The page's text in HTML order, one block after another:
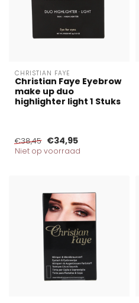
CHRISTIAN FAYE
Christian Faye Eyebrow
make up duo
highlighter light 1 Stuks
€38,45 €34,95
Niet op voorraad